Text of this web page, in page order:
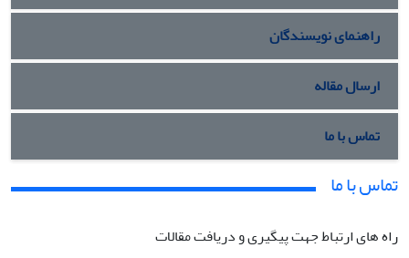
راهنمای نویسندگان
ارسال مقاله
تماس با ما
تماس با ما
راه های ارتباط جهت پیگیری و دریافت مقالات